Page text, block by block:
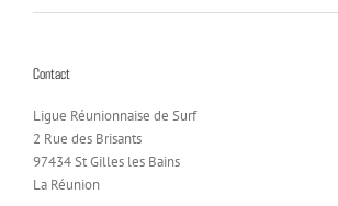
Contact
Ligue Réunionnaise de Surf
2 Rue des Brisants
97434 St Gilles les Bains
La Réunion